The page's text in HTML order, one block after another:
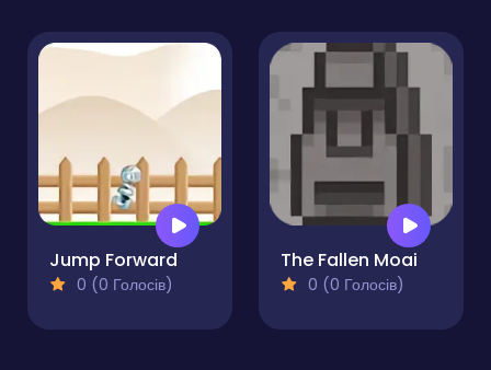
Jump Forward
0 (0 Голосів)
The Fallen Moai
0 (0 Голосів)